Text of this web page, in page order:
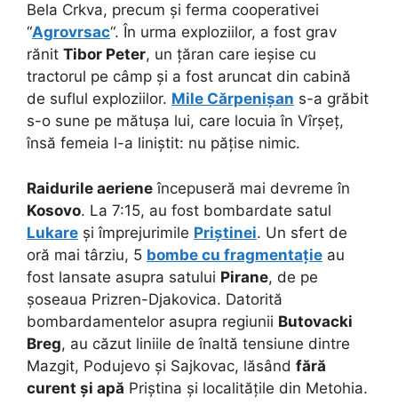
Bela Crkva, precum și ferma cooperativei
“Agrovrsac“. În urma exploziilor, a fost grav
rănit Tibor Peter, un țăran care ieșise cu
tractorul pe câmp și a fost aruncat din cabină
de suflul exploziilor. Mile Cărpenișan s-a grăbit
s-o sune pe mătușa lui, care locuia în Vîrșeț,
însă femeia l-a liniștit: nu pățise nimic.
Raidurile aeriene începuseră mai devreme în
Kosovo. La 7:15, au fost bombardate satul
Lukare și împrejurimile Priștinei. Un sfert de
oră mai târziu, 5 bombe cu fragmentație au
fost lansate asupra satului Pirane, de pe
șoseaua Prizren-Djakovica. Datorită
bombardamentelor asupra regiunii Butovacki
Breg, au căzut liniile de înaltă tensiune dintre
Mazgit, Podujevo și Sajkovac, lăsând fără
curent și apă Priștina și localitățile din Metohia.